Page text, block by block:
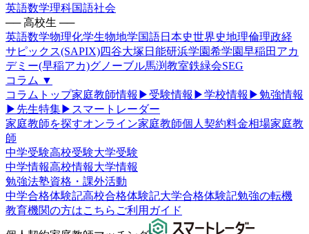
英語数学理科国語社会
── 高校生 ──
英語数学物理化学生物地学国語日本史世界史地理倫理政経
サピックス(SAPIX)四谷大塚 日能研浜学園希学園早稲田アカ
デミー(早稲アカ)グノーブル馬渕教室鉄緑会SEG
コラム ▼
コラムトップ家庭教師情報 ▶ 受験情報 ▶学校情報 ▶勉強情報
▶ 先生特集▶ スマートレーダー
家庭教師を探すオンライン家庭教師個人契約料金相場家庭教
師
中学受験高校受験大学受験
中学情報高校情報大学情報
勉強法塾資格・課外活動
中学合格体験記高校合格体験記大学合格体験記勉強の転機
教育機関の方はこちら ご利用ガイド